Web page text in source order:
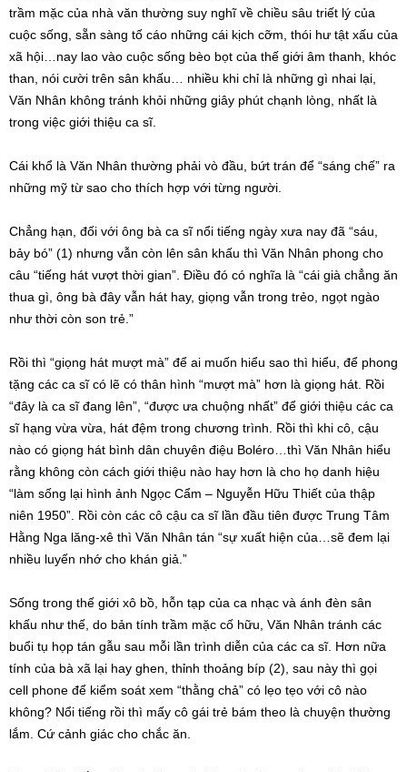
trầm mặc của nhà văn thường suy nghĩ về chiều sâu triết lý của
cuộc sống, sẵn sàng tố cáo những cái kịch cỡm, thói hư tật xấu của
xã hội…nay lao vào cuộc sống bèo bọt của thế giới âm thanh, khóc
than, nói cười trên sân khấu… nhiều khi chỉ là những gì nhai lại,
Văn Nhân không tránh khỏi những giây phút chạnh lòng, nhất là
trong việc giới thiệu ca sĩ.
Cái khổ là Văn Nhân thường phải vò đầu, bứt trán để “sáng chế” ra
những mỹ từ sao cho thích hợp với từng người.
Chẳng hạn, đối với ông bà ca sĩ nổi tiếng ngày xưa nay đã “sáu,
bảy bó” (1) nhưng vẫn còn lên sân khấu thì Văn Nhân phong cho
câu “tiếng hát vượt thời gian”. Điều đó có nghĩa là “cái già chẳng ăn
thua gì, ông bà đây vẫn hát hay, giọng vẫn trong trẻo, ngọt ngào
như thời còn son trẻ.”
Rồi thì “giọng hát mượt mà” để ai muốn hiểu sao thì hiểu, để phong
tặng các ca sĩ có lẽ có thân hình “mượt mà” hơn là giọng hát. Rồi
“đây là ca sĩ đang lên”, “được ưa chuộng nhất” để giới thiệu các ca
sĩ hạng vừa vừa, hát đệm trong chương trình. Rồi thì khi cô, cậu
nào có giọng hát bình dân chuyên điệu Boléro…thì Văn Nhân hiểu
rằng không còn cách giới thiệu nào hay hơn là cho họ danh hiệu
“làm sống lại hình ảnh Ngọc Cẩm – Nguyễn Hữu Thiết của thập
niên 1950”. Rồi còn các cô cậu ca sĩ lần đầu tiên được Trung Tâm
Hằng Nga lăng-xê thì Văn Nhân tán “sự xuất hiện của…sẽ đem lại
nhiều luyến nhớ cho khán giả.”
Sống trong thế giới xô bồ, hỗn tạp của ca nhạc và ánh đèn sân
khấu như thế, do bản tính trầm mặc cố hữu, Văn Nhân tránh các
buổi tụ họp tán gẫu sau mỗi lần trình diễn của các ca sĩ. Hơn nữa
tính của bà xã lại hay ghen, thỉnh thoảng bíp (2), sau này thì gọi
cell phone để kiểm soát xem “thằng chả” có lẹo tẹo với cô nào
không? Nổi tiếng rồi thì mấy cô gái trẻ bám theo là chuyện thường
lắm. Cứ cảnh giác cho chắc ăn.